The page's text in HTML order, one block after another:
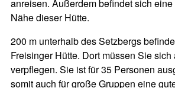
anreisen. Außerdem befindet sich
Nähe dieser Hütte.
200 m unterhalb des Setzbergs
Freisinger Hütte. Dort müssen Sie
verpflegen. Sie ist für 35 Personen
somit auch für große Gruppen eine